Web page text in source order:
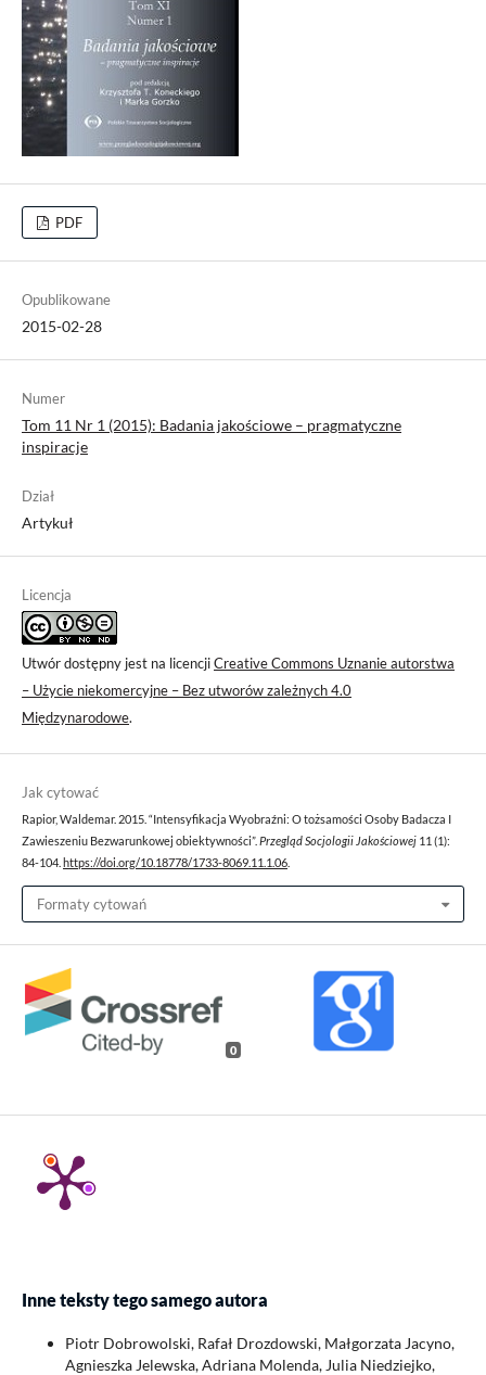
PDF
Opublikowane
2015-02-28
Numer
Tom 11 Nr 1 (2015): Badania jakościowe – pragmatyczne
inspiracje
Dział
Artykuł
Licencja
Utwór dostępny jest na licencjiCreative Commons Uznanie autorstwa
– Użycie niekomercyjne – Bez utworów zależnych 4.0
Międzynarodowe.
Jak cytować
Rapior, Waldemar. 2015. “Intensyfikacja Wyobraźni: O tożsamości Osoby Badacza I
Zawieszeniu Bezwarunkowej obiektywności”. Przegląd Socjologii Jakościowej 11 (1):
84-104. https://doi.org/10.18778/1733-8069.11.1.06
Formaty cytowań
0
Inne teksty tego samego autora
Piotr Dobrowolski, Rafał Drozdowski, Małgorzata Jacyno,
Agnieszka Jelewska, Adriana Molenda, Julia Niedziejko,